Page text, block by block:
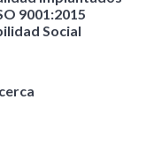
9001:2015
Social